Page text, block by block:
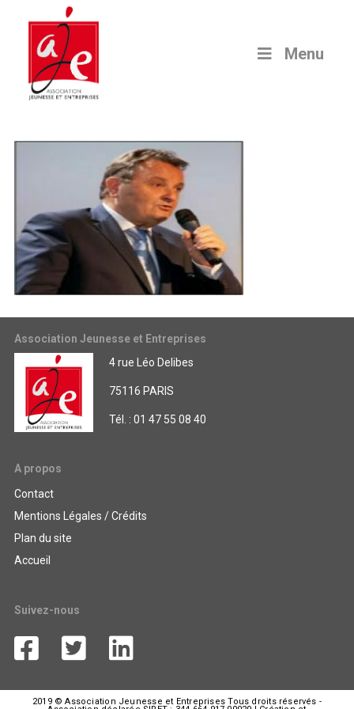
Menu
Association Jeunesse et Entreprises
4 rue Léo Delibes
75116 PARIS
Tél. : 01 47 55 08 40
A propos
Contact
Mentions Légales / Crédits
Plan du site
Accueil
Suivez-nous
2019 © Association Jeunesse et Entreprises Tous droits réservés -